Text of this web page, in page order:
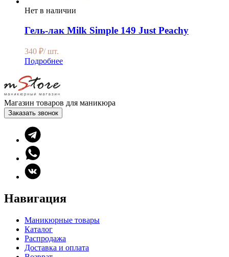
Нет в наличии
Гель-лак Milk Simple 149 Just Peachy
340 ₽/ шт.
Подробнее
Магазин товаров для маникюра
Заказать звонок
Навигация
Маникюрные товары
Каталог
Распродажа
Доставка и оплата